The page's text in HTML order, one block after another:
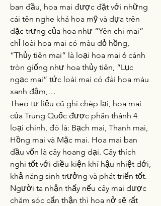
ban đầu, hoa mai được đặt với những
cái tên nghe khá hoa mỹ và dựa trên
đặc trưng của hoa như “Yên chi mai”
chỉ loài hoa mai có màu đỏ hồng,
“Thủy tiên mai” là loại hoa mai 6 cánh
tròn giống như hoa thủy tiên, “Lục
ngạc mai” tức loài mai có đài hoa màu
xanh đậm,…
Theo tư liệu cũ ghi chép lại, hoa mai
của Trung Quốc được phân thành 4
loại chính, đó là: Bạch mai, Thanh mai,
Hồng mai và Mặc mai. Hoa mai ban
đầu vốn là cây hoang dại. Cây thích
nghi tốt với điều kiện khí hậu nhiệt đới,
khả năng sinh trưởng và phát triển tốt.
Người ta nhận thấy nếu cây mai được
chăm sóc cẩn thận thì hoa nở sẽ rất